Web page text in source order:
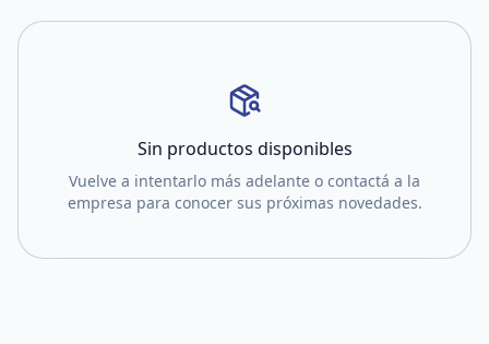
Sin productos disponibles
Vuelve a intentarlo más adelante o contactá a la
empresa para conocer sus próximas novedades.